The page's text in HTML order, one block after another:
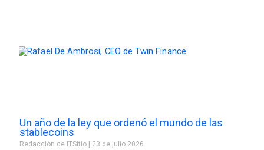
Un año de la ley que ordenó el mundo de las
stablecoins
Redacción de ITSitio 23 de julio 2026